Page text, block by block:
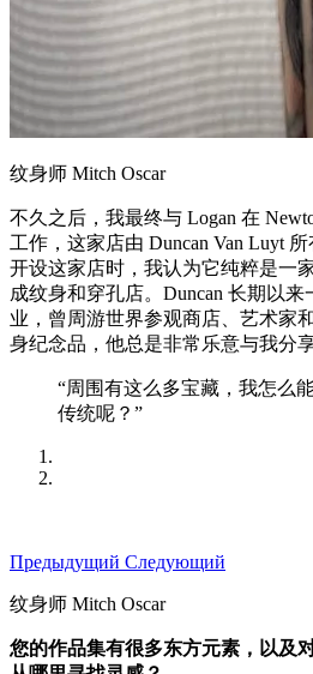
纹身师 Mitch Oscar
不久之后，我最终与 Logan 在
工作，这家店由 Duncan Van Luyt
开设这家店时，我认为它纯粹是一
成纹身和穿孔店。Duncan 长期以
业，曾周游世界参观商店、艺术家
身纪念品，他总是非常乐意与我分享
“周围有这么多宝藏，我怎么
传统呢？”
Предыдущий Следующий
纹身师 Mitch Oscar
您的作品集有很多东方元素，以及